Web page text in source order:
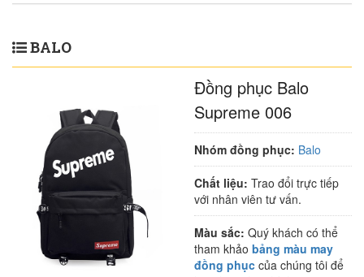
BALO
Đồng phục Balo
Supreme 006
Nhóm đồng phục: Balo
Chất liệu: Trao đổi trực tiếp
với nhân viên tư vấn.
Màu sắc: Quý khách có thể
tham khảo bảng màu may
đồng phục của chúng tôi để